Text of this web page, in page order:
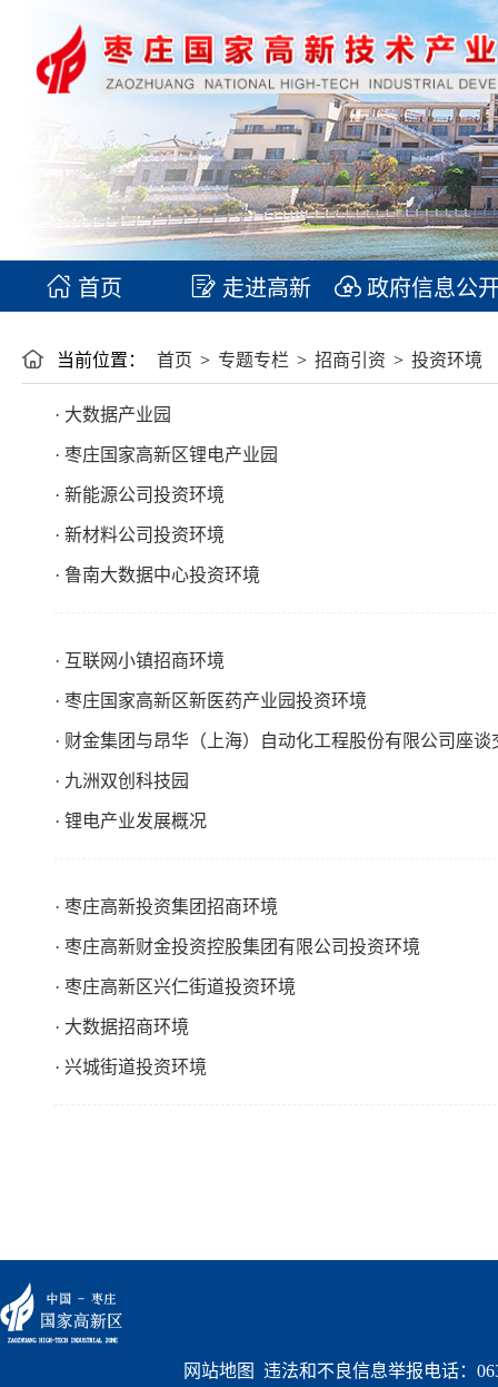
首页 走进高新 政府信息公
当前位置： 首页 > 专题专栏 > 招商引资 > 投资环境
· 大数据产业园
· 枣庄国家高新区锂电产业园
· 新能源公司投资环境
· 新材料公司投资环境
· 鲁南大数据中心投资环境
· 互联网小镇招商环境
· 枣庄国家高新区新医药产业园投资环境
· 财金集团与昂华（上海）自动化工程股份有限公司座谈
· 九洲双创科技园
· 锂电产业发展概况
· 枣庄高新投资集团招商环境
· 枣庄高新财金投资控股集团有限公司投资环境
· 枣庄高新区兴仁街道投资环境
· 大数据招商环境
· 兴城街道投资环境
网站地图
违法和不良信息举报电话：